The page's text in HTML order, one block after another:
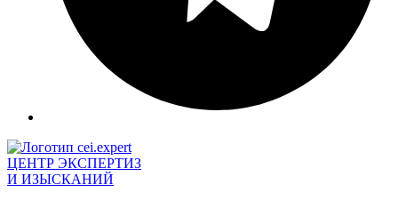
ЦЕНТР ЭКСПЕРТИЗ
И ИЗЫСКАНИЙ